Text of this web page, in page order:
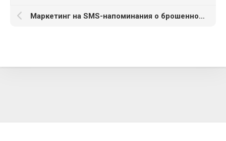
Маркетинг на SMS-напоминания о брошенной корзине: когда отправлять